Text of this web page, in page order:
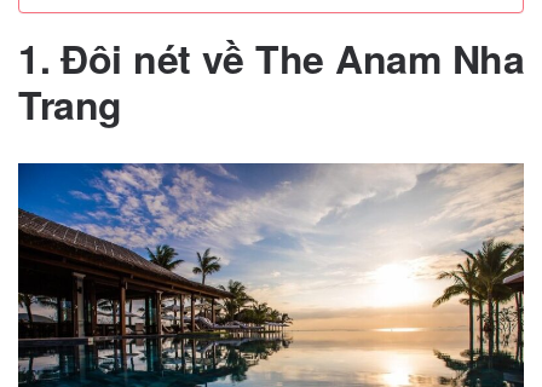
1. Đôi nét vềThe Anam Nha
Trang